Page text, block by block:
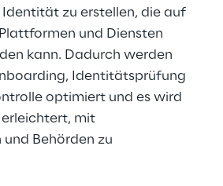
zu erstellen, die auf
und Diensten
kann. Dadurch werden
Identitätsprüfung
optimiert und es wird
erleichtert, mit
Behörden zu